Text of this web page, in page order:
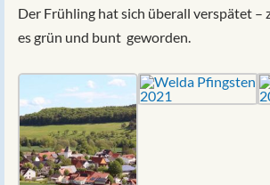
Der Frühling hat sich überall verspätet –
es grün und bunt geworden.